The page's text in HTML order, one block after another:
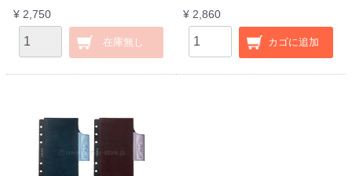
¥ 2,750
在庫無し
¥ 2,860
カゴに追加